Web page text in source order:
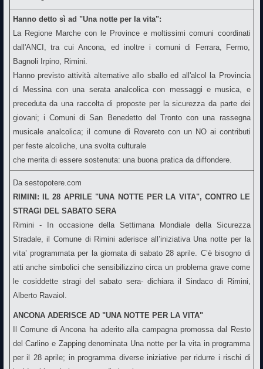
Hanno detto sì ad "Una notte per la vita":
La Regione Marche con le Province e moltissimi comuni coordinati
dall'ANCI, tra cui Ancona, ed inoltre i comuni di Ferrara, Fermo,
Bagnoli Irpino, Rimini.
Hanno previsto attività alternative allo sballo ed all'alcol la Provincia
di Messina con una serata analcolica con messaggi e musica, e
preceduta da una raccolta di proposte per la sicurezza da parte dei
giovani; i Comuni di San Benedetto del Tronto con una rassegna
musicale analcolica; il comune di Rovereto con un NO ai contributi
per feste alcoliche, una svolta culturale
che merita di essere sostenuta: una buona pratica da diffondere.
Da sestopotere.com
RIMINI: IL 28 APRILE "UNA NOTTE PER LA VITA", CONTRO LE
STRAGI DEL SABATO SERA
Rimini - In occasione della Settimana Mondiale della Sicurezza
Stradale, il Comune di Rimini aderisce all’iniziativa Una notte per la
vita’ programmata per la giornata di sabato 28 aprile. C’è bisogno di
atti anche simbolici che sensibilizzino circa un problema grave come
le cosiddette stragi del sabato sera- dichiara il Sindaco di Rimini,
Alberto Ravaiol.
ANCONA ADERISCE AD "UNA NOTTE PER LA VITA"
Il Comune di Ancona ha aderito alla campagna promossa dal Resto
del Carlino e Zapping denominata Una notte per la vita in programma
per il 28 aprile; in programma diverse iniziative per ridurre i rischi di